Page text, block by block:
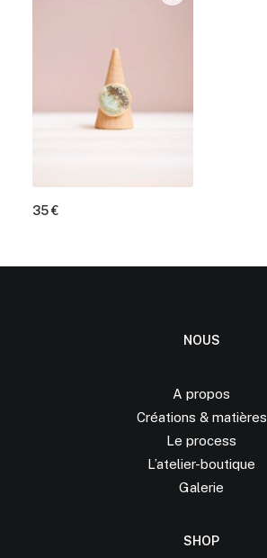
35€
NOUS
A propos
Créations & matières
Le process
L’atelier-boutique
Galerie
SHOP